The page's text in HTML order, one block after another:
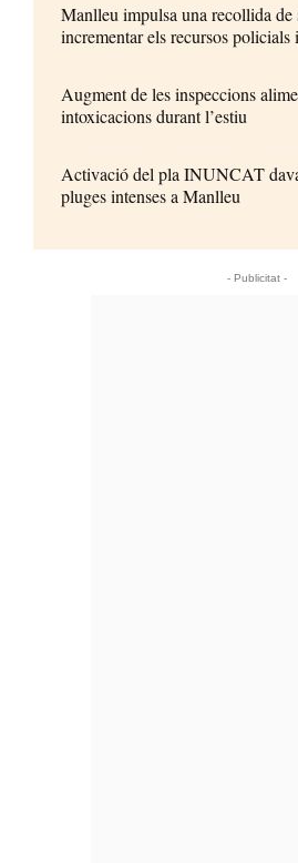
Manlleu impulsa una recollida de
incrementar els recursos
Augment de les inspeccions
intoxicacions durant l’estiu
Activació del pla INUNCAT
pluges intenses a Manlleu
- Publicitat -